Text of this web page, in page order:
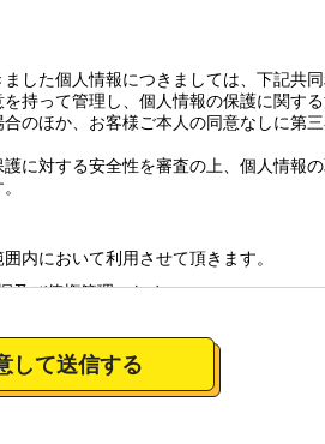
した個人情報につきましては、下記共
持って管理し、個人情報の保護に関す
のほか、お客様ご本人の同意なしに第
に対する安全性を審査の上、個人情報
内において利用させて頂きます。
及び債権管理のため
ント情報、新店情報等の郵送、配送（
営全体に反映させるため
して送信する